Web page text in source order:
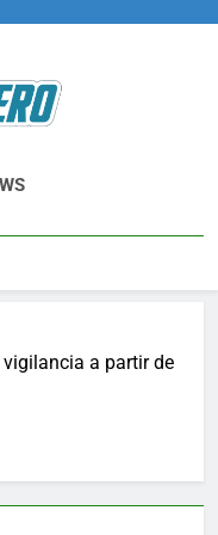
a partir de